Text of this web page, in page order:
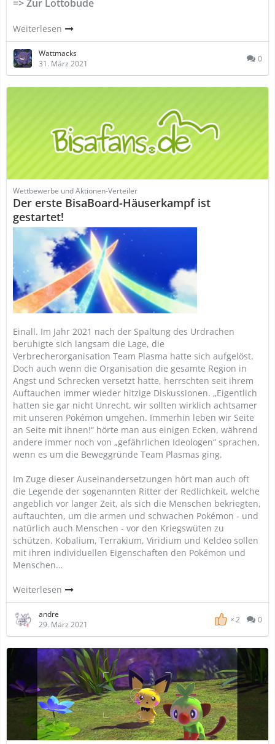
=> Zur Lottobude
Weiterlesen
Wattmacks
31. März 2021
0
Wettbewerbe und Aktionen-Verteiler
Der erste BisaBoard-Häuserkampf ist
gestartet!
Einall. Im Jahr 2021 nach der Spaltung des Urdrachen
beruhigte sich langsam die Lage, die
Verbrecherorganisation Team Plasma hatte sich aufgelöst.
Doch auch wenn die Organisation die gesamte Region in
Angst und Schrecken versetzt hatte, herrschten seit ihrem
Auftauchen immer wieder hitzige Diskussionen. „Eigentlich
hatten sie gar nicht Unrecht, wir sollten wirklich achtsamer
mit unseren Pokémon umgehen. Immerhin leben wir Seite
an Seite mit ihnen!“ hörte man aus einigen Ecken, während
andere immer noch von „gefährlichen Ideologen“ sprachen,
wenn es um die Beweggründe Team Plasmas ging.
Im Zuge dieser Auseinandersetzungen hört man auch oft
die Legende der sogenannten Ritter der Redlichkeit, welche
angeblich vor langer Zeit, als sich die Menschen bekriegten,
auftauchten, um die armen und schwachen Pokémon - und
natürlich auch Menschen - vor den Kriegswüten zu
schützen. Kobalium, Terrakium, Viridium und Keldeo sollen
mit ihren individuellen Eigenschaften den Pokémon und
Menschen…
Weiterlesen
andre
29. März 2021
2 0